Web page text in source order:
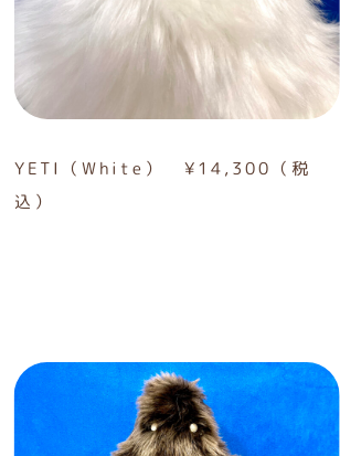
YETI（White） ¥14,300（税
込）